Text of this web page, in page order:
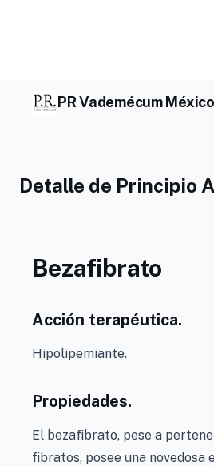
PR Vademécum México
Detalle de Principio
Bezafibrato
Acción terapéutica.
Hipolipemiante.
Propiedades.
El bezafibrato, pese a
fibratos, posee una novedosa